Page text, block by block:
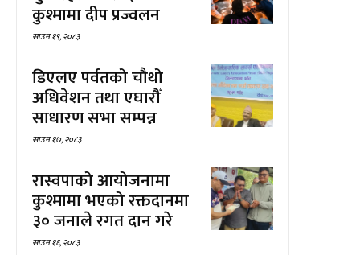
कुश्मामा दीप प्रज्वलन
साउन १९, २०८३
डिएलए पर्वतको चौथो
अधिवेशन तथा एघारौँ
साधारण सभा सम्पन्न
साउन १७, २०८३
रास्वपाको आयोजनामा
कुश्मामा भएको रक्तदानमा
३० जनाले रगत दान गरे
साउन १६, २०८३